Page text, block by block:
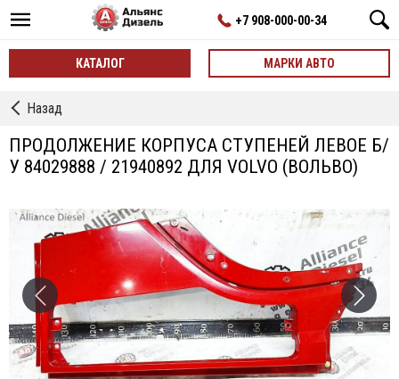
+7 908-000-00-34
КАТАЛОГ МАРКИ АВТО
←
Корпуса
Ступеней
Назад
ПРОДОЛЖЕНИЕ КОРПУСА СТУПЕНЕЙ ЛЕВОЕ Б/
У 84029888 / 21940892 ДЛЯ VOLVO (ВОЛЬВО)